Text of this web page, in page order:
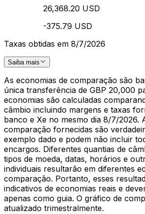
26,368.20 USD
-375.79 USD
Taxas obtidas em 8/7/2026
Saiba mais
As economias de comparação são
única transferência de GBP 20,000
economias são calculadas
câmbio incluindo margens e taxas
banco e Xe no mesmo dia 8/7/2026.
comparação fornecidas são
exemplo dado e podem não incluir
encargos. Diferentes quantias de
tipos de moeda, datas, horários e
individuais resultarão em diferentes
comparação. Portanto, esses
indicativos de economias reais e
apenas como guia. O gráfico de
atualizado trimestralmente.